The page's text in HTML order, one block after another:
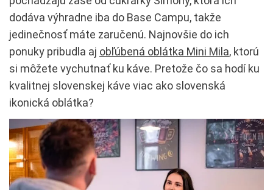
dodáva výhradne iba do Base Campu, takže
jedinečnosť máte zaručenú. Najnovšie do ich
ponuky pribudla aj obľúbená oblátka Mini Mila, ktorú
si môžete vychutnať ku káve. Pretože čo sa hodí ku
kvalitnej slovenskej káve viac ako slovenská
ikonická oblátka?